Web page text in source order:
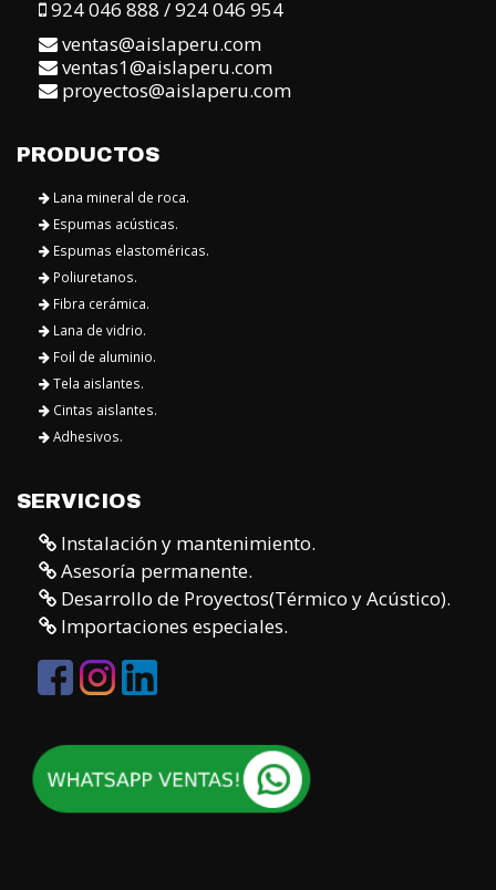
924 046 888 / 924 046 954
ventas@aislaperu.com
ventas1@aislaperu.com
proyectos@aislaperu.com
PRODUCTOS
Lana mineral de roca.
Espumas acústicas.
Espumas elastoméricas.
Poliuretanos.
Fibra cerámica.
Lana de vidrio.
Foil de aluminio.
Tela aislantes.
Cintas aislantes.
Adhesivos.
SERVICIOS
Instalación y mantenimiento.
Asesoría permanente.
Desarrollo de Proyectos(Térmico y Acústico).
Importaciones especiales.